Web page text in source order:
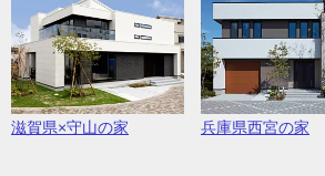
滋賀県×守山の家 兵庫県西宮の家